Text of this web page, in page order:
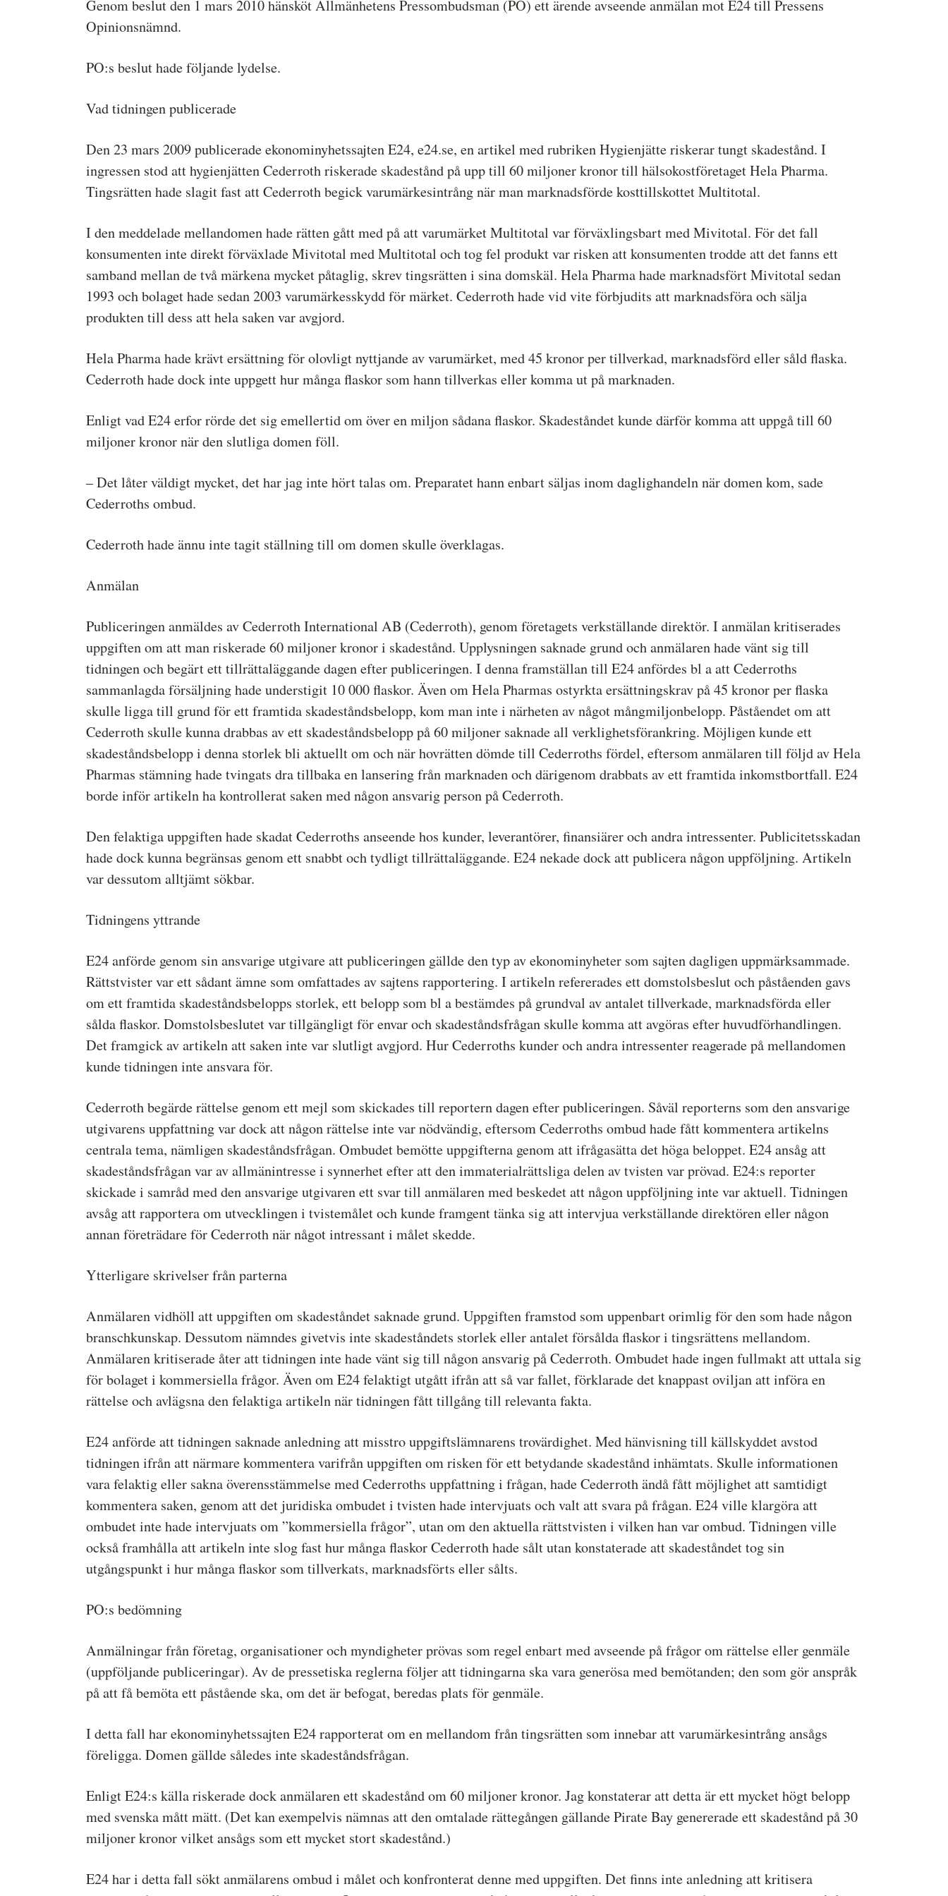
Genom beslut den 1 mars 2010 hänsköt Allmänhetens Pressombudsman (PO) ett ärende avseende anmälan mot E24 till Pressens
Opinionsnämnd.
PO:s beslut hade följande lydelse.
Vad tidningen publicerade
Den 23 mars 2009 publicerade ekonominyhetssajten E24, e24.se, en artikel med rubriken Hygienjätte riskerar tungt skadestånd. I
ingressen stod att hygienjätten Cederroth riskerade skadestånd på upp till 60 miljoner kronor till hälsokostföretaget Hela Pharma.
Tingsrätten hade slagit fast att Cederroth begick varumärkesintrång när man marknadsförde kosttillskottet Multitotal.
I den meddelade mellandomen hade rätten gått med på att varumärket Multitotal var förväxlingsbart med Mivitotal. För det fall
konsumenten inte direkt förväxlade Mivitotal med Multitotal och tog fel produkt var risken att konsumenten trodde att det fanns ett
samband mellan de två märkena mycket påtaglig, skrev tingsrätten i sina domskäl. Hela Pharma hade marknadsfört Mivitotal sedan
1993 och bolaget hade sedan 2003 varumärkesskydd för märket. Cederroth hade vid vite förbjudits att marknadsföra och sälja
produkten till dess att hela saken var avgjord.
Hela Pharma hade krävt ersättning för olovligt nyttjande av varumärket, med 45 kronor per tillverkad, marknadsförd eller såld flaska.
Cederroth hade dock inte uppgett hur många flaskor som hann tillverkas eller komma ut på marknaden.
Enligt vad E24 erfor rörde det sig emellertid om över en miljon sådana flaskor. Skadeståndet kunde därför komma att uppgå till 60
miljoner kronor när den slutliga domen föll.
– Det låter väldigt mycket, det har jag inte hört talas om. Preparatet hann enbart säljas inom daglighandeln när domen kom, sade
Cederroths ombud.
Cederroth hade ännu inte tagit ställning till om domen skulle överklagas.
Anmälan
Publiceringen anmäldes av Cederroth International AB (Cederroth), genom företagets verkställande direktör. I anmälan kritiserades
uppgiften om att man riskerade 60 miljoner kronor i skadestånd. Upplysningen saknade grund och anmälaren hade vänt sig till
tidningen och begärt ett tillrättaläggande dagen efter publiceringen. I denna framställan till E24 anfördes bl a att Cederroths
sammanlagda försäljning hade understigit 10 000 flaskor. Även om Hela Pharmas ostyrkta ersättningskrav på 45 kronor per flaska
skulle ligga till grund för ett framtida skadeståndsbelopp, kom man inte i närheten av något mångmiljonbelopp. Påståendet om att
Cederroth skulle kunna drabbas av ett skadeståndsbelopp på 60 miljoner saknade all verklighetsförankring. Möjligen kunde ett
skadeståndsbelopp i denna storlek bli aktuellt om och när hovrätten dömde till Cederroths fördel, eftersom anmälaren till följd av Hela
Pharmas stämning hade tvingats dra tillbaka en lansering från marknaden och därigenom drabbats av ett framtida inkomstbortfall. E24
borde inför artikeln ha kontrollerat saken med någon ansvarig person på Cederroth.
Den felaktiga uppgiften hade skadat Cederroths anseende hos kunder, leverantörer, finansiärer och andra intressenter. Publicitetsskadan
hade dock kunna begränsas genom ett snabbt och tydligt tillrättaläggande. E24 nekade dock att publicera någon uppföljning. Artikeln
var dessutom alltjämt sökbar.
Tidningens yttrande
E24 anförde genom sin ansvarige utgivare att publiceringen gällde den typ av ekonominyheter som sajten dagligen uppmärksammade.
Rättstvister var ett sådant ämne som omfattades av sajtens rapportering. I artikeln refererades ett domstolsbeslut och påståenden gavs
om ett framtida skadeståndsbelopps storlek, ett belopp som bl a bestämdes på grundval av antalet tillverkade, marknadsförda eller
sålda flaskor. Domstolsbeslutet var tillgängligt för envar och skadeståndsfrågan skulle komma att avgöras efter huvudförhandlingen.
Det framgick av artikeln att saken inte var slutligt avgjord. Hur Cederroths kunder och andra intressenter reagerade på mellandomen
kunde tidningen inte ansvara för.
Cederroth begärde rättelse genom ett mejl som skickades till reportern dagen efter publiceringen. Såväl reporterns som den ansvarige
utgivarens uppfattning var dock att någon rättelse inte var nödvändig, eftersom Cederroths ombud hade fått kommentera artikelns
centrala tema, nämligen skadeståndsfrågan. Ombudet bemötte uppgifterna genom att ifrågasätta det höga beloppet. E24 ansåg att
skadeståndsfrågan var av allmänintresse i synnerhet efter att den immaterialrättsliga delen av tvisten var prövad. E24:s reporter
skickade i samråd med den ansvarige utgivaren ett svar till anmälaren med beskedet att någon uppföljning inte var aktuell. Tidningen
avsåg att rapportera om utvecklingen i tvistemålet och kunde framgent tänka sig att intervjua verkställande direktören eller någon
annan företrädare för Cederroth när något intressant i målet skedde.
Ytterligare skrivelser från parterna
Anmälaren vidhöll att uppgiften om skadeståndet saknade grund. Uppgiften framstod som uppenbart orimlig för den som hade någon
branschkunskap. Dessutom nämndes givetvis inte skadeståndets storlek eller antalet försålda flaskor i tingsrättens mellandom.
Anmälaren kritiserade åter att tidningen inte hade vänt sig till någon ansvarig på Cederroth. Ombudet hade ingen fullmakt att uttala sig
för bolaget i kommersiella frågor. Även om E24 felaktigt utgått ifrån att så var fallet, förklarade det knappast oviljan att införa en
rättelse och avlägsna den felaktiga artikeln när tidningen fått tillgång till relevanta fakta.
E24 anförde att tidningen saknade anledning att misstro uppgiftslämnarens trovärdighet. Med hänvisning till källskyddet avstod
tidningen ifrån att närmare kommentera varifrån uppgiften om risken för ett betydande skadestånd inhämtats. Skulle informationen
vara felaktig eller sakna överensstämmelse med Cederroths uppfattning i frågan, hade Cederroth ändå fått möjlighet att samtidigt
kommentera saken, genom att det juridiska ombudet i tvisten hade intervjuats och valt att svara på frågan. E24 ville klargöra att
ombudet inte hade intervjuats om ”kommersiella frågor”, utan om den aktuella rättstvisten i vilken han var ombud. Tidningen ville
också framhålla att artikeln inte slog fast hur många flaskor Cederroth hade sålt utan konstaterade att skadeståndet tog sin
utgångspunkt i hur många flaskor som tillverkats, marknadsförts eller sålts.
PO:s bedömning
Anmälningar från företag, organisationer och myndigheter prövas som regel enbart med avseende på frågor om rättelse eller genmäle
(uppföljande publiceringar). Av de pressetiska reglerna följer att tidningarna ska vara generösa med bemötanden; den som gör anspråk
på att få bemöta ett påstående ska, om det är befogat, beredas plats för genmäle.
I detta fall har ekonominyhetssajten E24 rapporterat om en mellandom från tingsrätten som innebar att varumärkesintrång ansågs
föreligga. Domen gällde således inte skadeståndsfrågan.
Enligt E24:s källa riskerade dock anmälaren ett skadestånd om 60 miljoner kronor. Jag konstaterar att detta är ett mycket högt belopp
med svenska mått mätt. (Det kan exempelvis nämnas att den omtalade rättegången gällande Pirate Bay genererade ett skadestånd på 30
miljoner kronor vilket ansågs som ett mycket stort skadestånd.)
E24 har i detta fall sökt anmälarens ombud i målet och konfronterat denne med uppgiften. Det finns inte anledning att kritisera